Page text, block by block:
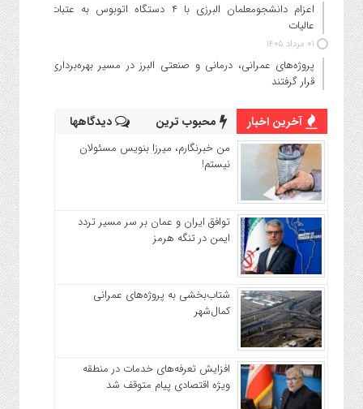
اعزام دانشجو‌معلمان البرزی با ۴ دستگاه اتوبوس به عتبات
عالیات
۰۱ مرداد ۱۴۰۵
پروژه‌های عمرانی، درمانی و صنعتی البرز در مسیر بهره‌برداری
قرار گرفتند
آخرین اخبار محبوب ترین دیدگاهها
من خبرنگارم، میرزا بنویس مسئولان
نیستم!
توافق ایران و عمان بر سر مسیر تردد
ایمن در تنگه هرمز
شتاب‌بخشی به پروژه‌های عمرانی
کمال‌شهر
افزایش تعرفه‌های خدمات در منطقه
ویژه اقتصادی پیام متوقف شد